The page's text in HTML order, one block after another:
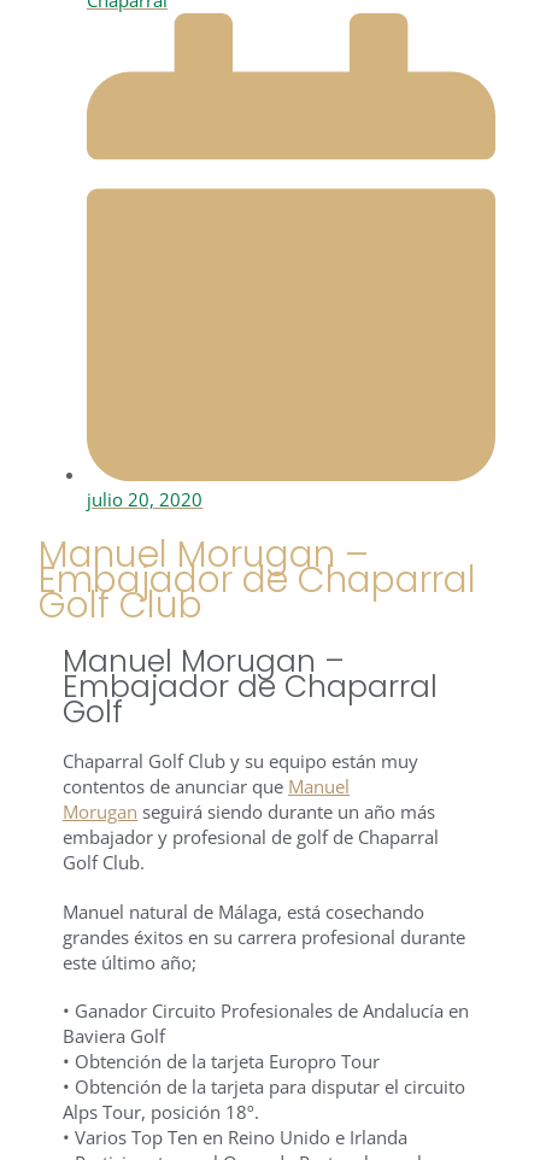
julio 20, 2020
Manuel Morugan –
Embajador de Chaparral
Golf Club
Manuel Morugan –
Embajador de Chaparral
Golf
Chaparral Golf Club y su equipo están muy
contentos de anunciar que Manuel
Morugan seguirá siendo durante un año más
embajador y profesional de golf de Chaparral
Golf Club.
Manuel natural de Málaga, está cosechando
grandes éxitos en su carrera profesional durante
este último año;
• Ganador Circuito Profesionales de Andalucía en
Baviera Golf
• Obtención de la tarjeta Europro Tour
• Obtención de la tarjeta para disputar el circuito
Alps Tour, posición 18º.
• Varios Top Ten en Reino Unido e Irlanda